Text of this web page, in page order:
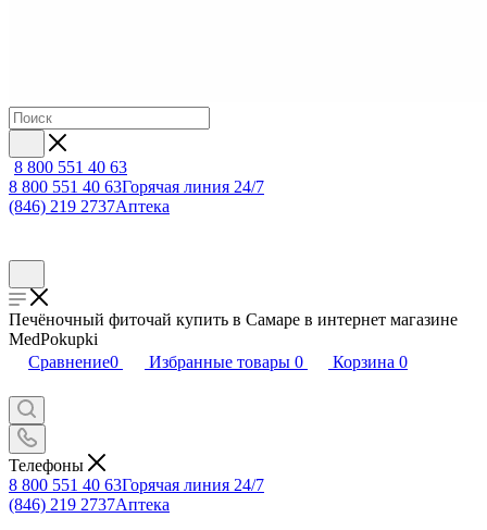
8 800 551 40 63
8 800 551 40 63Горячая линия 24/7
(846) 219 2737Аптека
Печёночный фиточай купить в Самаре в интернет магазине
MedPokupki
Сравнение0 Избранные товары 0 Корзина 0
Телефоны
8 800 551 40 63Горячая линия 24/7
(846) 219 2737Аптека